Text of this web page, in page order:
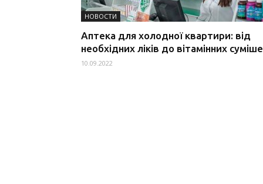
НОВОСТИ
Аптека для холодної квартири: від
необхідних ліків до вітамінних
10.09.2022